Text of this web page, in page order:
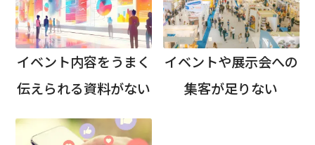
イベント内容をうまく
伝えられる資料がない
イベントや展示会への
集客が足りない